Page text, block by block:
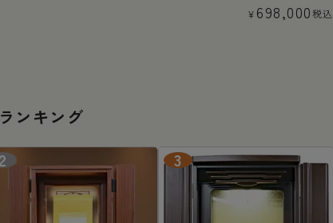
¥ 698,000税込
ランキング